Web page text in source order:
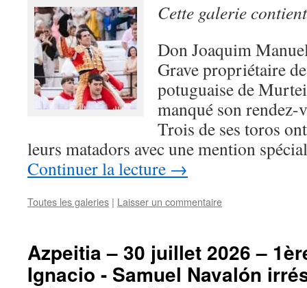
Cette galerie
Don Joaquim
Grave propriétaire
potuguaise de
manqué son rendez-
Trois de ses toros
leurs matadors avec une mention
Continuer la lecture →
Toutes les galeries | Laisser un commentaire
Azpeitia – 30 juillet 2026 –
Ignacio - Samuel Navalón